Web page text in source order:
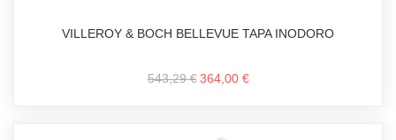
VILLEROY & BOCH BELLEVUE TAPA INODORO
543,29 € 364,00 €